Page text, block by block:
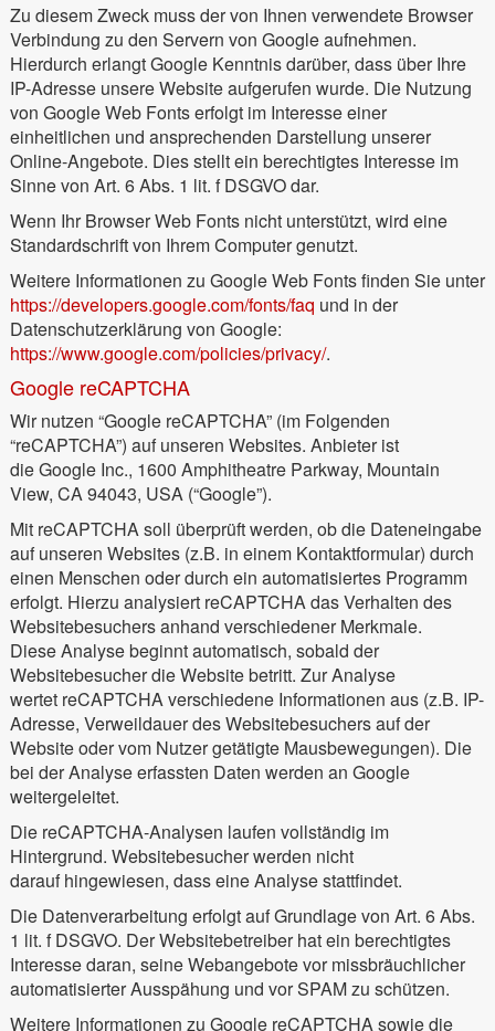
Zu diesem Zweck muss der von Ihnen verwendete Browser
Verbindung zu den Servern von Google aufnehmen.
Hierdurch erlangt Google Kenntnis darüber, dass über Ihre
IP-Adresse unsere Website aufgerufen wurde. Die Nutzung
von Google Web Fonts erfolgt im Interesse einer
einheitlichen und ansprechenden Darstellung unserer
Online-Angebote. Dies stellt ein berechtigtes Interesse im
Sinne von Art. 6 Abs. 1 lit. f DSGVO dar.
Wenn Ihr Browser Web Fonts nicht unterstützt, wird eine
Standardschrift von Ihrem Computer genutzt.
Weitere Informationen zu Google Web Fonts finden Sie unter
https://developers.google.com/fonts/faq und in der
Datenschutzerklärung von Google:
https://www.google.com/policies/privacy/.
Google reCAPTCHA
Wir nutzen “Google reCAPTCHA” (im Folgenden
“reCAPTCHA”) auf unseren Websites. Anbieter ist
die Google Inc., 1600 Amphitheatre Parkway, Mountain
View, CA 94043, USA (“Google”).
Mit reCAPTCHA soll überprüft werden, ob die Dateneingabe
auf unseren Websites (z.B. in einem Kontaktformular) durch
einen Menschen oder durch ein automatisiertes Programm
erfolgt. Hierzu analysiert reCAPTCHA das Verhalten des
Websitebesuchers anhand verschiedener Merkmale.
Diese Analyse beginnt automatisch, sobald der
Websitebesucher die Website betritt. Zur Analyse
wertet reCAPTCHA verschiedene Informationen aus (z.B. IP-
Adresse, Verweildauer des Websitebesuchers auf der
Website oder vom Nutzer getätigte Mausbewegungen). Die
bei der Analyse erfassten Daten werden an Google
weitergeleitet.
Die reCAPTCHA-Analysen laufen vollständig im
Hintergrund. Websitebesucher werden nicht
darauf hingewiesen, dass eine Analyse stattfindet.
Die Datenverarbeitung erfolgt auf Grundlage von Art. 6 Abs.
1 lit. f DSGVO. Der Websitebetreiber hat ein berechtigtes
Interesse daran, seine Webangebote vor missbräuchlicher
automatisierter Ausspähung und vor SPAM zu schützen.
Weitere Informationen zu Google reCAPTCHA sowie die